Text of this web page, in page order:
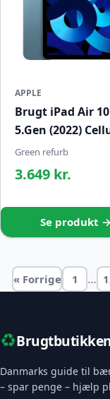
APPLE
Brugt iPad Air
5.Gen (2022)
Green refurb
3.649 kr.
Se produkt →
« Forrige 1 …
♻️
Danmarks guide til
– spar penge – hjælp